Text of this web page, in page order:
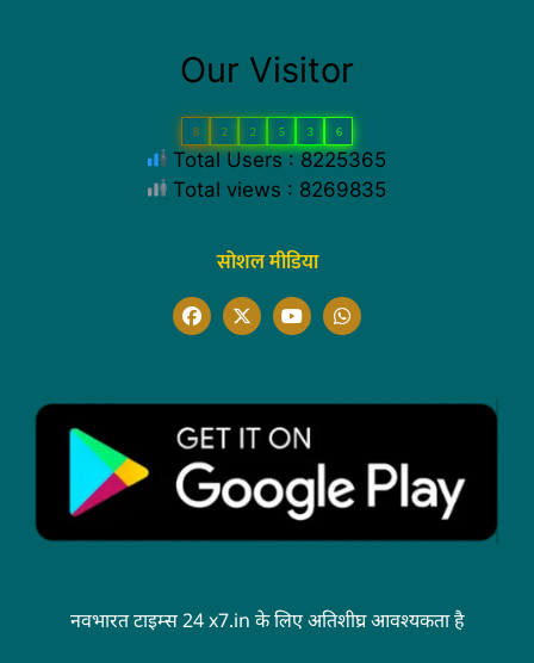
Our Visitor
8 2 2 5 3 6
Total Users : 8225365
Total views : 8269835
सोशल मीडिया
नवभारत टाइम्स 24 x7.in के लिए अतिशीघ्र आवश्यकता है